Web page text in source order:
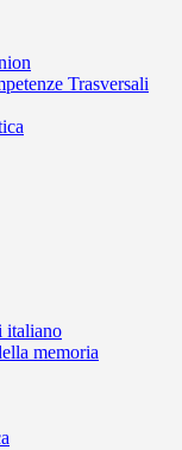
Trasversali
italiano
memoria